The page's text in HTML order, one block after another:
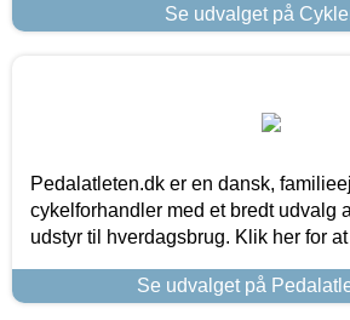
Se udvalget på
Pedalatleten.dk er en dansk,
cykelforhandler med et bredt udvalg
udstyr til hverdagsbrug. Klik her for
Se udvalget på